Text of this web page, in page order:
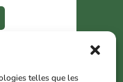
telles que les